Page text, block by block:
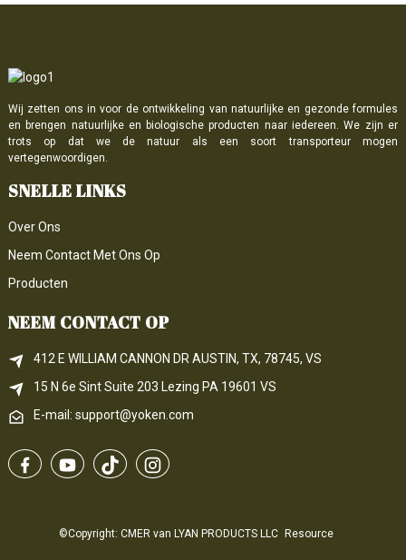
Wij zetten ons in voor de ontwikkeling van natuurlijke en gezonde formules
en brengen natuurlijke en biologische producten naar iedereen. We zijn er
trots op dat we de natuur als een soort transporteur mogen
vertegenwoordigen.
SNELLE LINKS
Over Ons
Neem Contact Met Ons Op
Producten
NEEM CONTACT OP
412 E WILLIAM CANNON DR AUSTIN, TX, 78745, VS
15 N 6e Sint Suite 203 Lezing PA 19601 VS
E-mail: support@yoken.com
©Copyright: CMER van LYAN PRODUCTS LLC Resource